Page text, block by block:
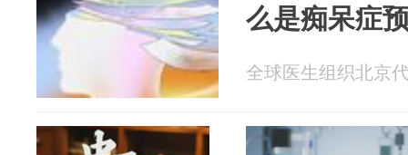
么是痴呆症
全球医生组织北京